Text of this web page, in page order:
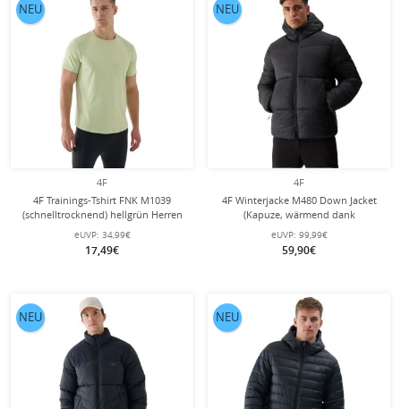
4F
4F Trainings-Tshirt FNK M1039
(schnelltrocknend) hellgrün Herren
eUVP: 34,99€
17,49€
NEU
4F
4F Winterjacke M480 Down Jacket
(Kapuze, wärmend dank
Daunenfüllung) schwarz Herren
eUVP: 99,99€
59,90€
NEU
NEU NEU